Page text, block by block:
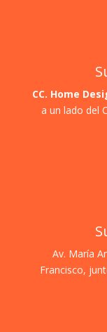
CC. Home
a un lado del
Av. María
Francisco,